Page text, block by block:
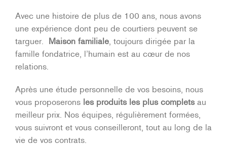
Avec une histoire de plus de 100 ans, nous avons
une expérience dont peu de courtiers peuvent se
targuer. Maison familiale, toujours dirigée par la
famille fondatrice, l’humain est au cœur de nos
relations.
Après une étude personnelle de vos besoins, nous
vous proposerons les produits les plus completsau
meilleur prix. Nos équipes, régulièrement formées,
vous suivront et vous conseilleront, tout au long de la
vie de vos contrats.